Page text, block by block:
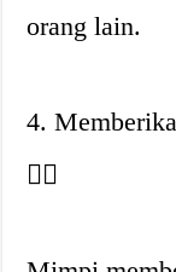
orang lain.
4.
👍🏼